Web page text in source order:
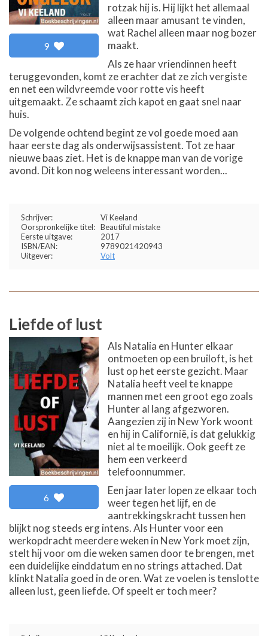
9
rotzak hij is. Hij lijkt het allemaal
alleen maar amusant te vinden,
wat Rachel alleen maar nog bozer
maakt.
Als ze haar vriendinnen heeft
teruggevonden, komt ze erachter dat ze zich vergiste
en net een wildvreemde voor rotte vis heeft
uitgemaakt. Ze schaamt zich kapot en gaat snel naar
huis.
De volgende ochtend begint ze vol goede moed aan
haar eerste dag als onderwijsassistent. Tot ze haar
nieuwe baas ziet. Het is de knappe man van de vorige
avond. Dit kon nog weleens interessant worden...
Schrijver:
Vi Keeland
Oorspronkelijke titel: Beautiful mistake
Eerste uitgave:
2017
ISBN/EAN:
9789021420943
Uitgever:
Volt
Liefde of lust
6
Als Natalia en Hunter elkaar
ontmoeten op een bruiloft, is het
lust op het eerste gezicht. Maar
Natalia heeft veel te knappe
mannen met een groot ego zoals
Hunter al lang afgezworen.
Aangezien zij in New York woont
en hij in Californië, is dat gelukkig
niet al te moeilijk. Ook geeft ze
hem een verkeerd
telefoonnummer.
Een jaar later lopen ze elkaar toch
weer tegen het lijf, en de
aantrekkingskracht tussen hen
blijkt nog steeds erg intens. Als Hunter voor een
werkopdracht meerdere weken in New York moet zijn,
stelt hij voor om die weken samen door te brengen, met
een duidelijke einddatum en no strings attached. Dat
klinkt Natalia goed in de oren. Wat ze voelen is tenslotte
alleen lust, geen liefde. Of speelt er toch meer?